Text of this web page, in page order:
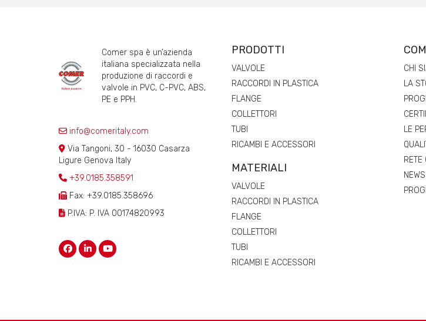
Comer spa è un’azienda
italiana specializzata nella
produzione di raccordi e
valvole in PVC, C-PVC, ABS,
PE e PPH.
info@comeritaly.com
Via Tangoni, 30 - 16030 Casarza
Ligure Genova Italy
+39.0185.358591
Fax: +39.0185.358696
P.IVA: P. IVA 00174820993
PRODOTTI
VALVOLE
RACCORDI IN PLASTICA
FLANGE
COLLETTORI
TUBI
RICAMBI E ACCESSORI
MATERIALI
VALVOLE
RACCORDI IN PLASTICA
FLANGE
COLLETTORI
TUBI
RICAMBI E ACCESSORI
CHI
LA
LE
RETE